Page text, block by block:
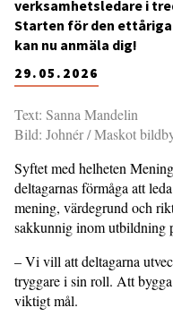
29.05.2026
verksamhetsledare i
Starten för den
kan nu anmäla dig!
Text: Sanna Mandelin
Bild: Johnér / Maskot
Syftet med helheten
deltagarnas förmåga att
mening, värdegrund och
sakkunnig inom utbildning
– Vi vill att deltagarna
tryggare i sin roll. Att
viktigt mål.